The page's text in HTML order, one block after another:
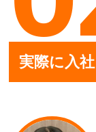
実際に入